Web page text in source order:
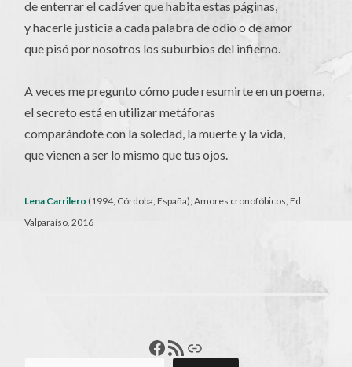
de enterrar el cadáver que habita estas páginas,
y hacerle justicia a cada palabra de odio o de amor
que pisó por nosotros los suburbios del infierno.
A veces me pregunto cómo pude resumirte en un poema,
el secreto está en utilizar metáforas
comparándote con la soledad, la muerte y la vida,
que vienen a ser lo mismo que tus ojos.
Lena Carrilero (1994, Córdoba, España); Amores cronofóbicos, Ed.
Valparaíso, 2016
Francisco Pérez
Feed RSSEnlace